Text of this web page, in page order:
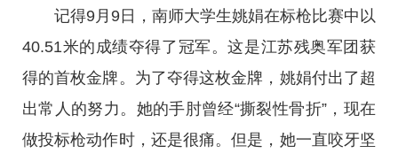
记得9月9日，南师大学生姚娟在标枪比赛中以
40.51米的成绩夺得了冠军。这是江苏残奥军团获
得的首枚金牌。为了夺得这枚金牌，姚娟付出了超
出常人的努力。她的手肘曾经“撕裂性骨折”，现在
做投标枪动作时，还是很痛。但是，她一直咬牙坚